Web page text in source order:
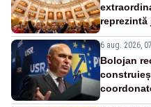
reprezintă
6 aug. 2026,
Bolojan